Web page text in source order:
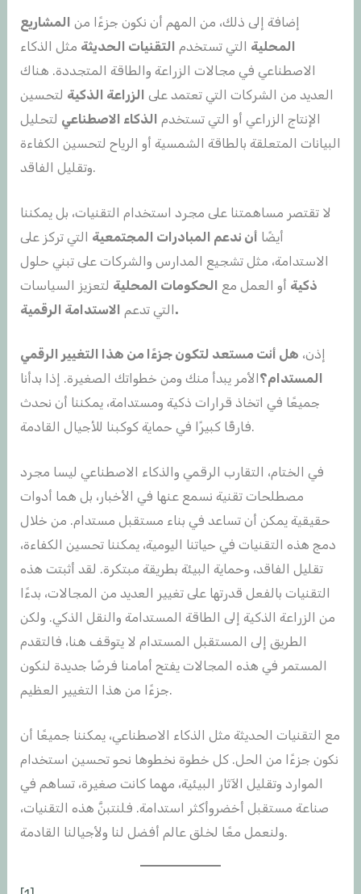
إضافة إلى ذلك، من المهم أن نكون جزءًا من المشاريع
المحلية التي تستخدم التقنيات الحديثة مثل الذكاء
الاصطناعي في مجالات الزراعة والطاقة المتجددة. هناك
العديد من الشركات التي تعتمد على الزراعة الذكية لتحسين
الإنتاج الزراعي أو التي تستخدم الذكاء الاصطناعي لتحليل
البيانات المتعلقة بالطاقة الشمسية أو الرياح لتحسين الكفاءة
وتقليل الفاقد.
لا تقتصر مساهمتنا على مجرد استخدام التقنيات، بل يمكننا
أيضًا أن ندعم المبادرات المجتمعية التي تركز على
الاستدامة، مثل تشجيع المدارس والشركات على تبني حلول
ذكية أو العمل مع الحكومات المحلية لتعزيز السياسات
التي تدعم الاستدامة الرقمية .
إذن، هل أنت مستعد لتكون جزءًا من هذا التغيير الرقمي
المستدام؟ الأمر يبدأ منك ومن خطواتك الصغيرة. إذا بدأنا
جميعًا في اتخاذ قرارات ذكية ومستدامة، يمكننا أن نحدث
فارقًا كبيرًا في حماية كوكبنا للأجيال القادمة.
في الختام، التقارب الرقمي والذكاء الاصطناعي ليسا مجرد
مصطلحات تقنية نسمع عنها في الأخبار، بل هما أدوات
حقيقية يمكن أن تساعد في بناء مستقبل مستدام. من خلال
دمج هذه التقنيات في حياتنا اليومية، يمكننا تحسين الكفاءة،
تقليل الفاقد، وحماية البيئة بطريقة مبتكرة. لقد أثبتت هذه
التقنيات بالفعل قدرتها على تغيير العديد من المجالات، بدءًا
من الزراعة الذكية إلى الطاقة المستدامة والنقل الذكي. ولكن
الطريق إلى المستقبل المستدام لا يتوقف هنا، فالتقدم
المستمر في هذه المجالات يفتح أمامنا فرصًا جديدة لنكون
جزءًا من هذا التغيير العظيم.
مع التقنيات الحديثة مثل الذكاء الاصطناعي، يمكننا جميعًا أن
نكون جزءًا من الحل. كل خطوة نخطوها نحو تحسين استخدام
الموارد وتقليل الآثار البيئية، مهما كانت صغيرة، تساهم في
صناعة مستقبل أخضروأكثر استدامة. فلنتبنَّ هذه التقنيات،
ولنعمل معًا لخلق عالم أفضل لنا ولأجيالنا القادمة.